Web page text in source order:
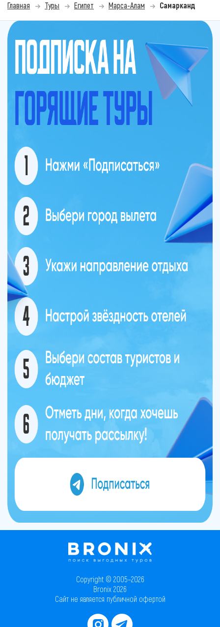
Главная Туры Египет Марса-Алам Самарканд
Copyright © 2005–2026
Bronix 2026
Сайт не является публичной офертой